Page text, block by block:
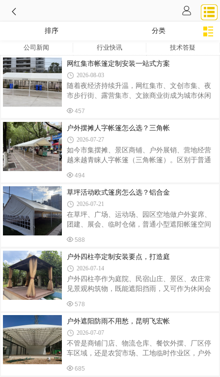
排序 分类
公司新闻 行业快讯 技术答疑
网红集市帐篷定制安装一站式方案
2026-08-03
随着夜经济持续升温，网红集市、文创市集、夜
市步行街、露营集市、文旅商业街成为城市休闲
不再只满足遮风挡雨的基础需求，造型颜值、色
彩设计、结构稳固性、整体风格统一，直接决定
集市整体氛围感与游客打卡意愿。不少集市运营
方、文旅投资商、商业街管理方纷纷寻找服务
商，提供网红集市帐篷定制安装一体化服务。传
统普通摆摊帐篷款式单一、外观同质化严重，骨
架单薄，色彩杂乱，搭建之后集市视觉零散，很
合街区定位、文旅主题进行个性化设计，统一
457
户外摆摊人字帐篷怎么选？三角帐
2026-07-27
如今市集摆摊、景区商铺、户外展销、营地经营
越来越青睐人字帐篷（三角帐篷）。区别于普通
强，兼具遮阳挡雨功能，凭借独特外观成为网红
市集、餐饮摊位、文创小店热门选择。很多商户
初次采购容易踩坑，本文结合落地经验，聊聊人
字帐篷选型、定制与安装要点。人字三角帐篷依
靠 A 字型框架搭建，线条简约立体，支撑结构受
力均衡。合理设计的三角帐篷抗风性能优于简易
雨棚，适用于商业街户外摊位、后备箱市集、露
刷图案均可个性化定制，不管是奶茶小吃摊
494
草坪活动欧式篷房怎么选？铝合金
2026-07-21
在草坪、广场、运动场、园区空地做户外宴席、
团建、展会、临时仓储，普通小型遮阳帐篷空间
图中人字顶欧式铝合金篷房凭借通透拱形观景
窗、稳固铝合金框架、可快速拆装的模块化结
构，成为当下户外临时空间主流选择。本文从定
制需求、材质选型、上门安装、售后保障完整讲
解，给有篷房搭建需求的客户完整参考。一、什
么是人字顶欧式铝合金篷房？这款篷房属于装配
式模块化户外篷房，区别于普通钢管帐篷：主体
高、防锈耐腐蚀，户外长期使用不易变形生锈
588
户外四柱亭定制安装要点，打造庭
2026-07-14
户外四柱亭作为庭院、民宿山庄、景区、农庄常
见景观构筑物，既能遮阳挡雨，又可作为休闲会
用，前期定制选型与现场安装环节都不容忽视。
在定制前期，应当结合场地环境确定基础方案。
首先实地勘测摆放区域，丈量可用空间，合理规
划四柱亭长宽尺寸，避免尺寸过大挤占通行区
域，或是规格偏小达不到使用需求。同时根据整
体装修风格挑选材质，常见材质包含铝合金、防
腐木、钢结构、水泥预制构件等。户外露天环境
578
户外遮阳防雨不用愁，昆明飞宏帐
2026-07-07
不管是商铺门店、物流仓库、餐饮外摆、厂区停
车区域，还是农贸市场、工地临时作业区，户外
阳棚拆装麻烦、占用空间大，想要灵活调整遮蔽
685